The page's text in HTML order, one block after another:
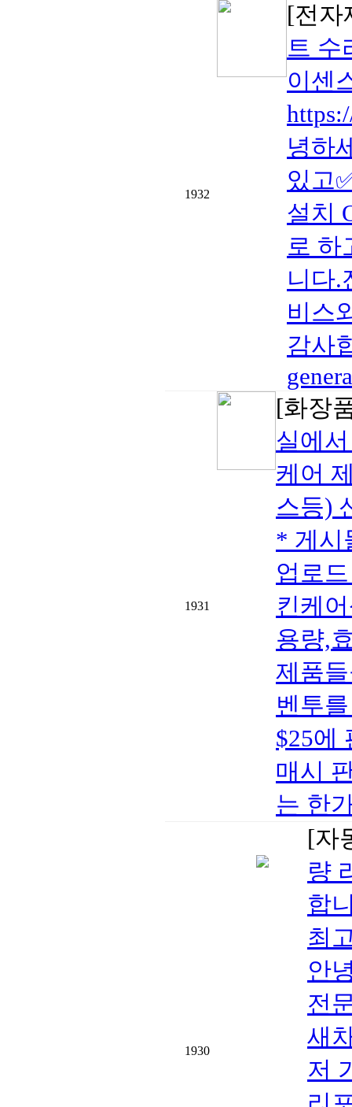
1932
[전
트 수
이센
녕하
있고
설치
로 하
니다.
비스
감사
1931
[화장
실에
케어
스등)
* 게시
업로
킨케
용량,
제품
벤투
$25에
매시
는 한
1930
[자
량
합
최
안
전
새
저